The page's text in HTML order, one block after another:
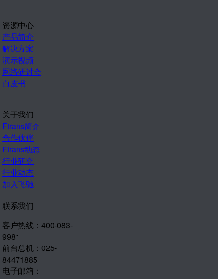
资源中心
产品简介
解决方案
演示视频
网络研讨会
白皮书
关于我们
Ftrans简介
合作伙伴
Ftrans动态
行业研究
行业动态
加入飞驰
联系我们
客户热线：400-083-
9981
前台总机：025-
84471885
电子邮箱：